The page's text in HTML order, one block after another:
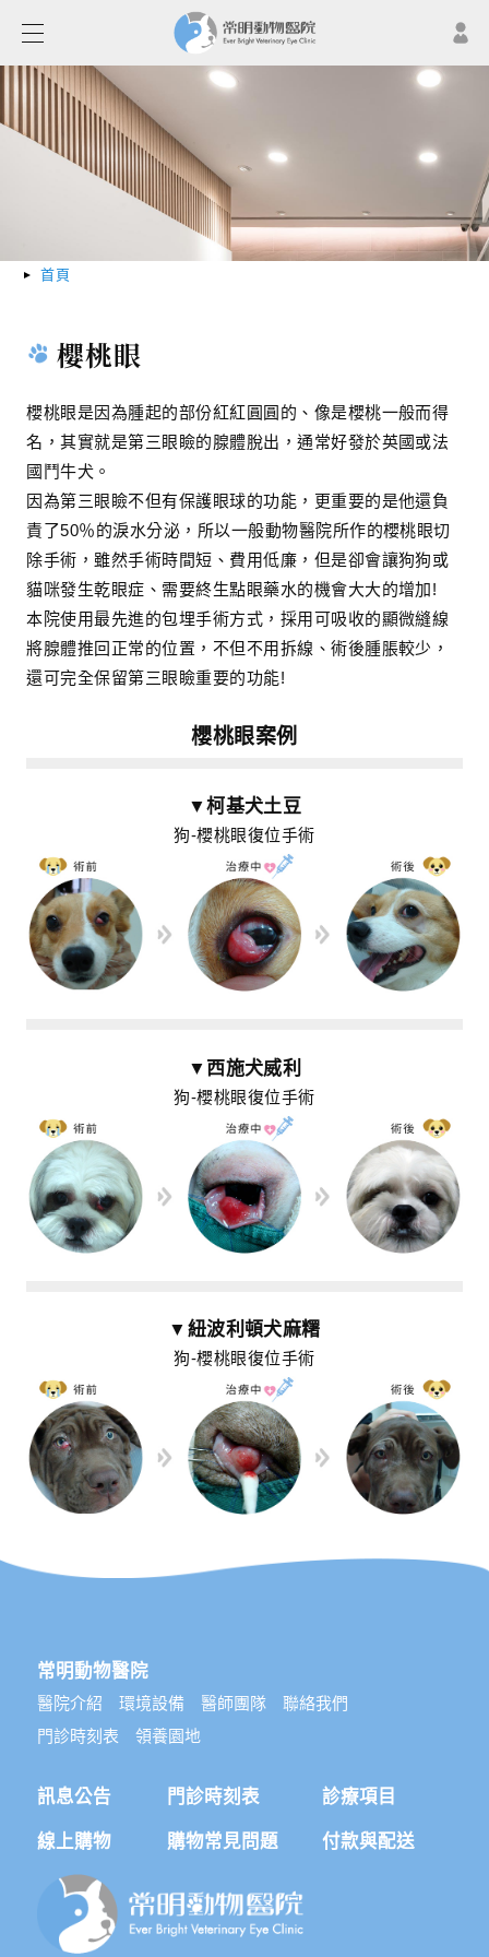
首頁
櫻桃眼
櫻桃眼是因為腫起的部份紅紅圓圓的、像是櫻桃一般而得
名，其實就是第三眼瞼的腺體脫出，通常好發於英國或法
國鬥牛犬。
因為第三眼瞼不但有保護眼球的功能，更重要的是他還負
責了50％的淚水分泌，所以一般動物醫院所作的櫻桃眼切
除手術，雖然手術時間短、費用低廉，但是卻會讓狗狗或
貓咪發生乾眼症、需要終生點眼藥水的機會大大的增加!
本院使用最先進的包埋手術方式，採用可吸收的顯微縫線
將腺體推回正常的位置，不但不用拆線、術後腫脹較少，
還可完全保留第三眼瞼重要的功能!
櫻桃眼案例
▼柯基犬土豆
狗-櫻桃眼復位手術
▼西施犬威利
狗-櫻桃眼復位手術
▼紐波利頓犬麻糬
狗-櫻桃眼復位手術
常明動物醫院
醫院介紹 環境設備 醫師團隊
聯絡我們
門診時刻表
領養園地
訊息公告 門診時刻表 診療項目
線上購物 購物常見問題 付款與配送